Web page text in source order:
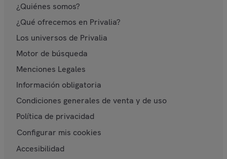
¿Quiénes somos?
¿Qué ofrecemos en Privalia?
Los universos de Privalia
Motor de búsqueda
Menciones Legales
Información obligatoria
Condiciones generales de venta y de uso
Política de privacidad
Configurar mis cookies
Accesibilidad